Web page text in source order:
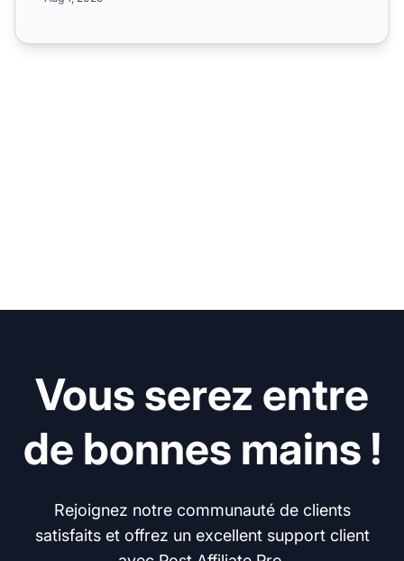
Vous serez entre
de bonnes mains !
Rejoignez notre communauté de clients
satisfaits et offrez un excellent support client